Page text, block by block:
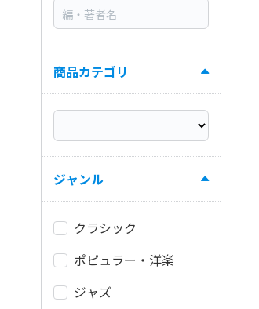
商品カテゴリ
ジャンル
クラシック
ポピュラー・洋楽
ジャズ